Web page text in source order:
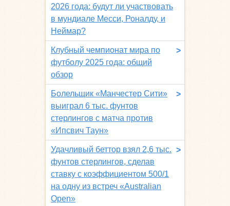
2026 года: будут ли участвовать
в мундиале Месси, Роналду, и
Неймар?
>
Клубный чемпионат мира по
футболу 2025 года: общий
обзор
>
Болельщик «Манчестер Сити»
выиграл 6 тыс. фунтов
стерлингов с матча против
«Ипсвич Таун»
>
Удачливый беттор взял 2,6 тыс.
фунтов стерлингов, сделав
ставку с коэффициентом 500/1
на одну из встреч «Australian
Open»